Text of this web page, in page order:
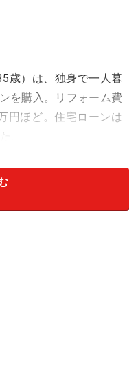
歳）は、独身で一人暮
を購入。リフォーム費
円ほど。住宅ローンは
。
ましょう（表1）。現
字。しかもボーナスも
140万円ほど。手取り